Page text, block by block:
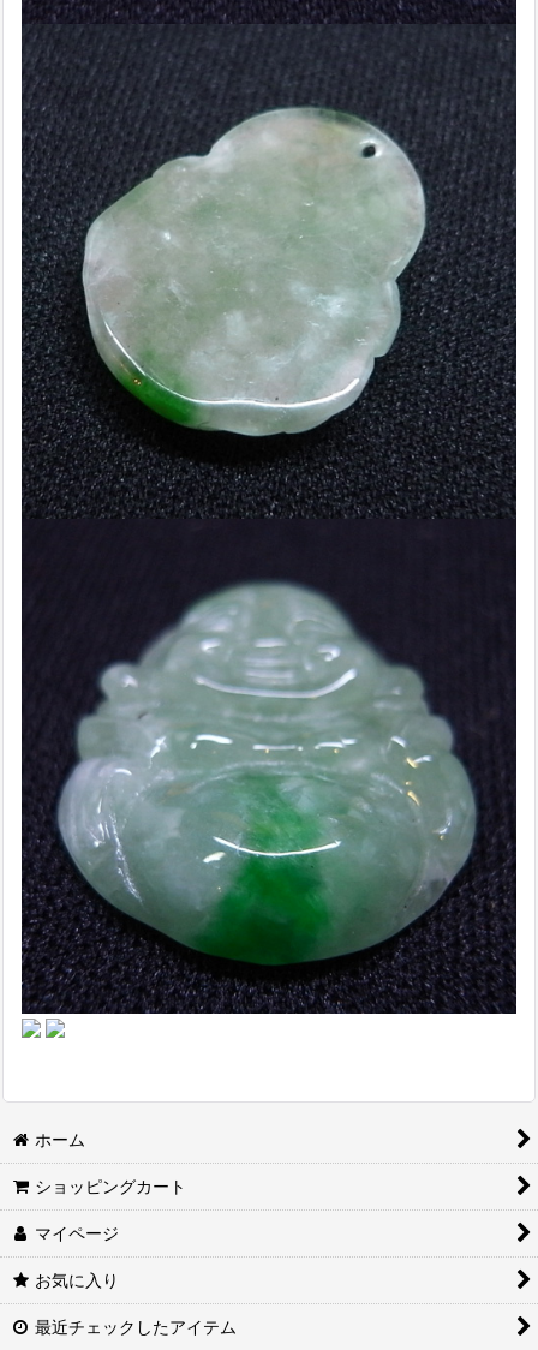
ホーム
ショッピングカート
マイページ
お気に入り
最近チェックしたアイテム